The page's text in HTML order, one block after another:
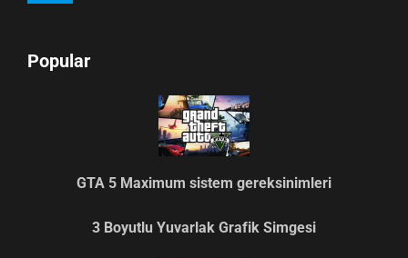
Popular
GTA 5 Maximum sistem gereksinimleri
3 Boyutlu Yuvarlak Grafik Simgesi